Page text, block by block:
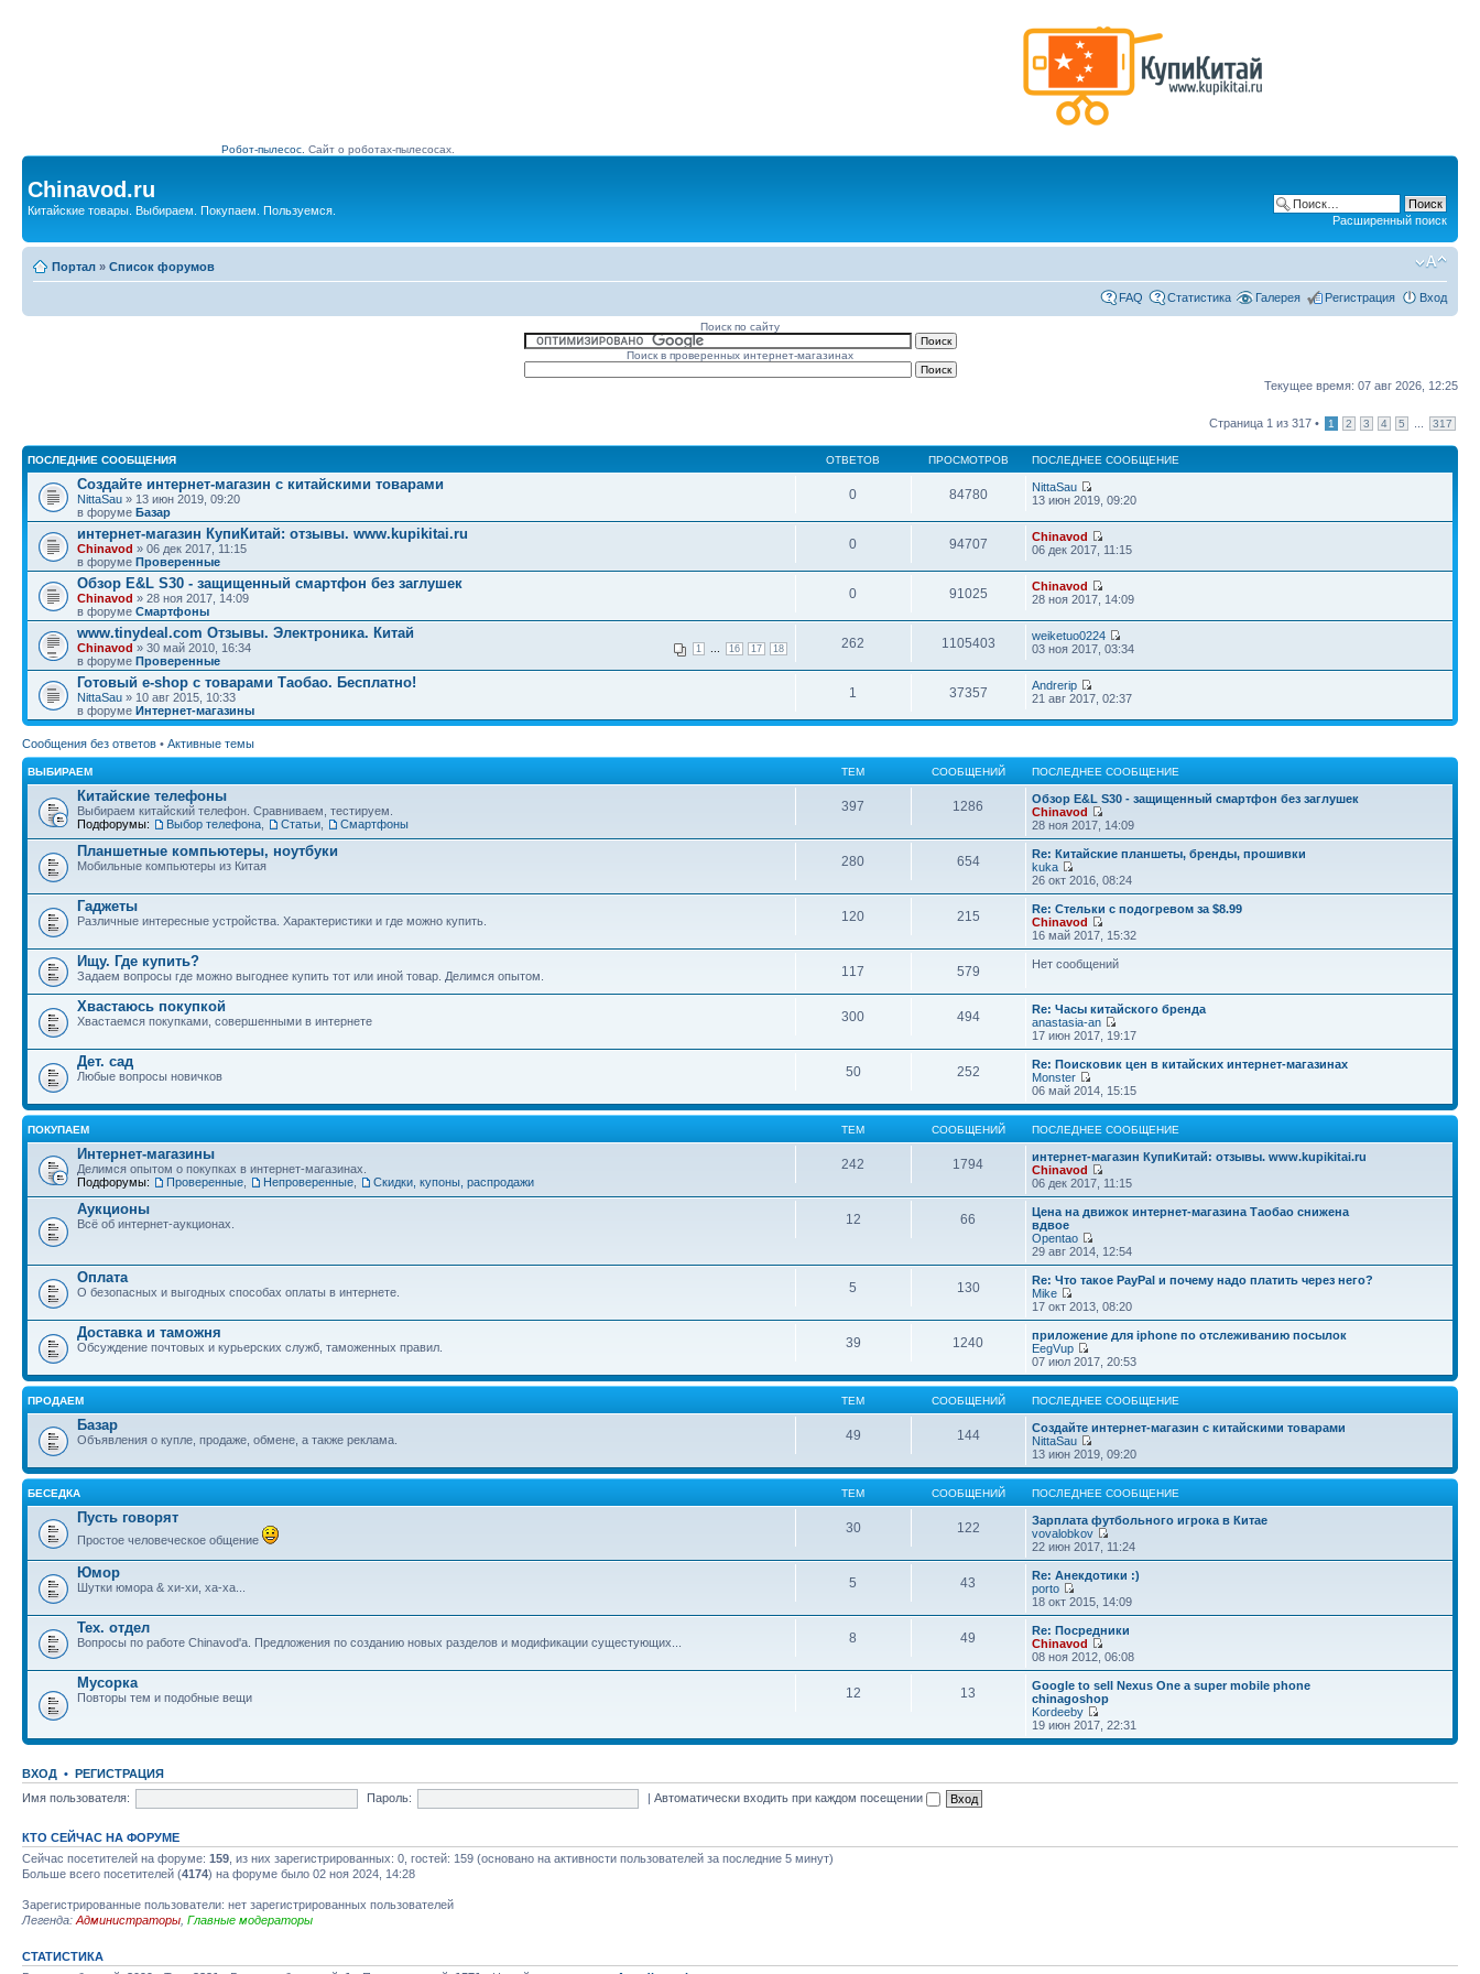
Робот-пылесос. Сайт о роботах-пылесосах.
Chinavod.ru
Китайские товары. Выбираем. Покупаем. Пользуемся.
Расширенный поиск
Портал » Список форумов
FAQ Статистика Галерея Регистрация Вход
Поиск по сайту
Поиск в проверенных интернет-магазинах
Текущее время: 07 авг 2026, 12:25
Страница 1 из 317 • 1 2 3 4 5 317
ПОСЛЕДНИЕ СООБЩЕНИЯ ОТВЕТОВ ПРОСМОТРОВ ПОСЛЕДНЕЕ СООБЩЕНИЕ
Создайте интернет-магазин с китайскими товарами
NittaSau » 13 июн 2019, 09:20
в форуме Базар
0 84780
NittaSau
13 июн 2019, 09:20
интернет-магазин КупиКитай: отзывы. www.kupikitai.ru
Chinavod » 06 дек 2017, 11:15
в форуме Проверенные
0 94707
Chinavod
06 дек 2017, 11:15
Обзор E&L S30 - защищенный смартфон без заглушек
Chinavod » 28 ноя 2017, 14:09
в форуме Смартфоны
0 91025
Chinavod
28 ноя 2017, 14:09
www.tinydeal.com Отзывы. Электроника. Китай
1 16 17 18
Chinavod » 30 май 2010, 16:34
в форуме Проверенные
262 1105403
weiketuo0224
03 ноя 2017, 03:34
Готовый e-shop с товарами Таобао. Бесплатно!
NittaSau » 10 авг 2015, 10:33
в форуме Интернет-магазины
1 37357
Andrerip
21 авг 2017, 02:37
Сообщения без ответов • Активные темы
ВЫБИРАЕМ ТЕМ СООБЩЕНИЙ ПОСЛЕДНЕЕ СООБЩЕНИЕ
Китайские телефоны
Выбираем китайский телефон. Сравниваем, тестируем.
Подфорумы:
Выбор телефона Статьи Смартфоны
397 1286
Обзор E&L S30 - защищенный смартфон без заглушек
Chinavod
28 ноя 2017, 14:09
Планшетные компьютеры, ноутбуки
Мобильные компьютеры из Китая 280 654
Re: Китайские планшеты, бренды, прошивки
kuka
26 окт 2016, 08:24
Гаджеты
Различные интересные устройства. Характеристики и где можно купить. 120 215
Re: Стельки с подогревом за $8.99
Chinavod
16 май 2017, 15:32
Ищу. Где купить?
Задаем вопросы где можно выгоднее купить тот или иной товар. Делимся опытом. 117 579 Нет сообщений
Хвастаюсь покупкой
Хвастаемся покупками, совершенными в интернете 300 494
Re: Часы китайского бренда
anastasia-an
17 июн 2017, 19:17
Дет. сад
Любые вопросы новичков 50 252
Re: Поисковик цен в китайских интернет-магазинах
Monster
06 май 2014, 15:15
ПОКУПАЕМ ТЕМ СООБЩЕНИЙ ПОСЛЕДНЕЕ СООБЩЕНИЕ
Интернет-магазины
Делимся опытом о покупках в интернет-магазинах.
Подфорумы:
Проверенные Непроверенные Скидки, купоны, распродажи
242 1794
интернет-магазин КупиКитай: отзывы. www.kupikitai.ru
Chinavod
06 дек 2017, 11:15
Аукционы
Всё об интернет-аукционах. 12 66
Цена на движок интернет-магазина Таобао снижена
вдвое
Opentao
29 авг 2014, 12:54
Оплата
О безопасных и выгодных способах оплаты в интернете. 5 130
Re: Что такое PayPal и почему надо платить через него?
Mike
17 окт 2013, 08:20
Доставка и таможня
Обсуждение почтовых и курьерских служб, таможенных правил. 39 1240
приложение для iphone по отслеживанию посылок
EegVup
07 июл 2017, 20:53
ПРОДАЕМ ТЕМ СООБЩЕНИЙ ПОСЛЕДНЕЕ СООБЩЕНИЕ
Базар
Объявления о купле, продаже, обмене, а также реклама. 49 144
Создайте интернет-магазин с китайскими товарами
NittaSau
13 июн 2019, 09:20
БЕСЕДКА ТЕМ СООБЩЕНИЙ ПОСЛЕДНЕЕ СООБЩЕНИЕ
Пусть говорят
Простое человеческое общение
30 122
Зарплата футбольного игрока в Китае
vovalobkov
22 июн 2017, 11:24
Юмор
Шутки юмора & хи-хи, ха-ха... 5 43
Re: Анекдотики :)
porto
18 окт 2015, 14:09
Тех. отдел
Вопросы по работе Chinavod'а. Предложения по созданию новых разделов и модификации сущестующих... 8 49
Re: Посредники
Chinavod
08 ноя 2012, 06:08
Мусорка
Повторы тем и подобные вещи 12 13
Google to sell Nexus One a super mobile phone
chinagoshop
Kordeeby
19 июн 2017, 22:31
ВХОД • РЕГИСТРАЦИЯ
Имя пользователя:
Пароль: |Автоматически входить при каждом посещении
КТО СЕЙЧАС НА ФОРУМЕ
Сейчас посетителей на форуме: 159 , из них зарегистрированных: 0, гостей: 159 (основано на активности пользователей за последние 5 минут)
Больше всего посетителей (4174) на форуме было 02 ноя 2024, 14:28
Зарегистрированные пользователи: нет зарегистрированных пользователей
Легенда: Администраторы Главные модераторы
СТАТИСТИКА